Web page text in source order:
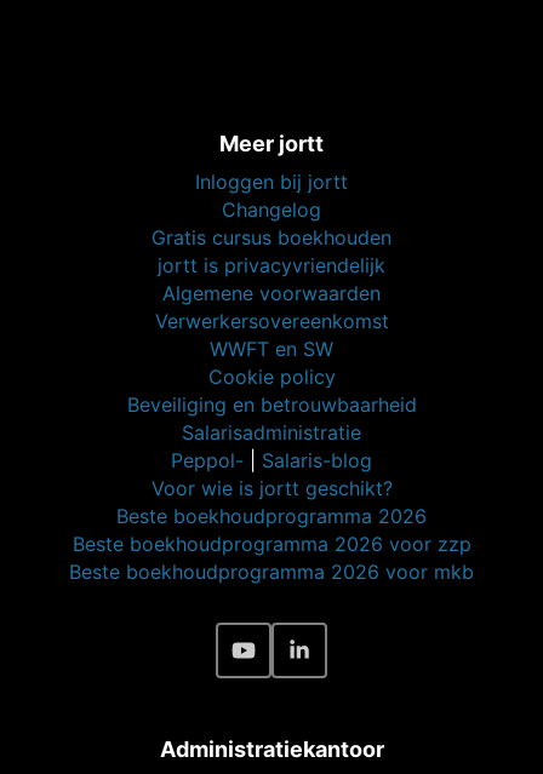
Meer jortt
Inloggen bij jortt
Changelog
Gratis cursus boekhouden
jortt is privacyvriendelijk
Algemene voorwaarden
Verwerkersovereenkomst
WWFT en SW
Cookie policy
Beveiliging en betrouwbaarheid
Salarisadministratie
Peppol-
Salaris-blog
Voor wie is jortt geschikt?
Beste boekhoudprogramma 2026
Beste boekhoudprogramma 2026 voor zzp
Beste boekhoudprogramma 2026 voor mkb
Administratiekantoor